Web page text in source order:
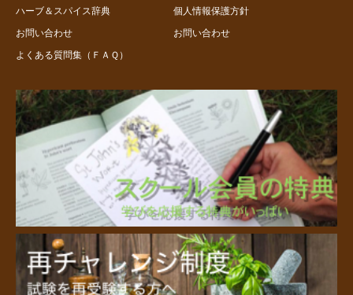
ハーブ＆スパイス辞典
お問い合わせ
よくある質問集（ＦＡＱ）
個人情報保護方針
お問い合わせ